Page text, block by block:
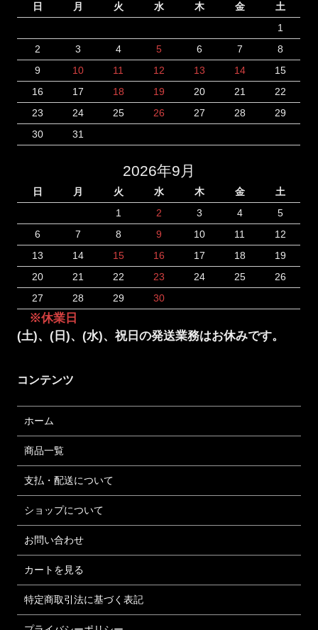
日 月 火 水 木 金
土
1
2
3 4 5 6 7
8
9
10 11 12 13 14
15
16
17 18 19 20 21
22
23
24 25 26 27 28
29
30
31
2026年9月
日 月 火 水 木 金
土
1
2 3 4
5
6
7 8 9 10 11
12
13
14 15 16 17 18
19
20
21 22 23 24 25
26
27
28 29 30
※休業日
(土)、(日)、(水)、祝日の発送業務はお休みです。
コンテンツ
ホーム
商品一覧
支払・配送について
ショップについて
お問い合わせ
カートを見る
特定商取引法に基づく表記